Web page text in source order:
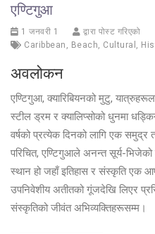
एण्टिगुआ
1 जनवरी 1
द्वारा पोस्ट गरिएको
Caribbean , Beach, Cultural ,
अवलोकन
एण्टिगुआ, क्यारिबियनको मुटु,
स्टील ड्रम र क्यालिप्सोको धुनमा
वर्षको प्रत्येक दिनको लागि एक
परिचित, एण्टिगुआले अनन्त सूर्य-
स्थान हो जहाँ इतिहास र संस्कृति एक
उपनिवेशीय अतीतको गूंजदेखि लिएर
संस्कृतिको जीवंत अभिव्यक्तिहरूसम्म।